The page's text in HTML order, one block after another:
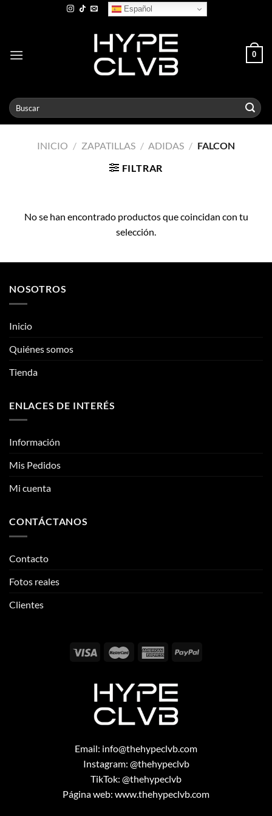
Español
0
Buscar
por:
INICIO / ZAPATILLAS / ADIDAS / FALCON
FILTRAR
No se han encontrado productos que coincidan con tu
selección.
NOSOTROS
Inicio
Quiénes somos
Tienda
ENLACES DE INTERÉS
Información
Mis Pedidos
Mi cuenta
CONTÁCTANOS
Contacto
Fotos reales
Clientes
Email: info@thehypeclvb.com
Instagram: @thehypeclvb
TikTok: @thehypeclvb
Página web: www.thehypeclvb.com